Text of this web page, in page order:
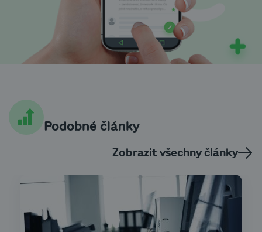
Podobné články
Zobrazit všechny články